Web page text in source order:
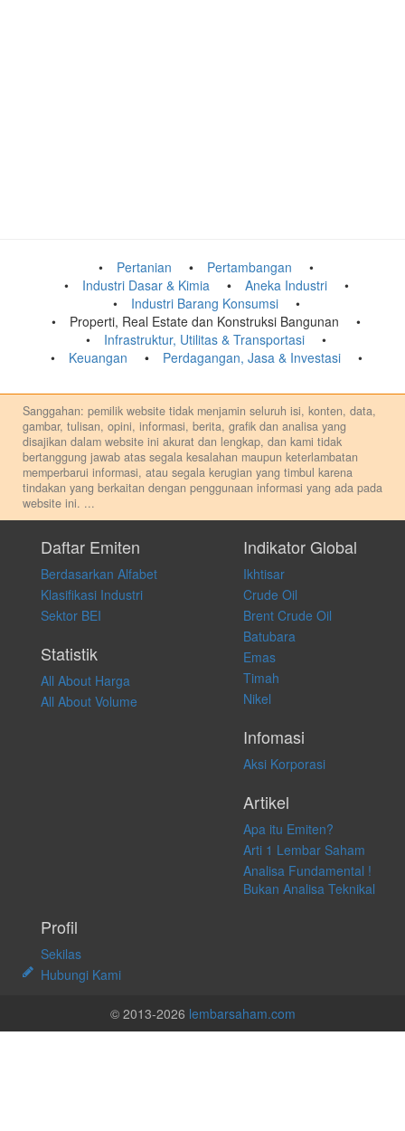
Pertanian
Pertambangan
Industri Dasar & Kimia
Aneka Industri
Industri Barang Konsumsi
Properti, Real Estate dan Konstruksi Bangunan
Infrastruktur, Utilitas & Transportasi
Keuangan
Perdagangan, Jasa & Investasi
Sanggahan: pemilik website tidak menjamin seluruh isi, konten, data,
gambar, tulisan, opini, informasi, berita, grafik dan analisa yang
disajikan dalam website ini akurat dan lengkap, dan kami tidak
bertanggung jawab atas segala kesalahan maupun keterlambatan
memperbarui informasi, atau segala kerugian yang timbul karena
tindakan yang berkaitan dengan penggunaan informasi yang ada pada
website ini. ...
pribadi. Kami tidak memberi anjuran, saran, rekomendasi untuk
membeli, menjual atau melakukan aktivitas lain yang terkait dengan
transaksi perdagangan apapun, dan kami tidak bertanggung jawab
atas keputusan investasi yang dilakukan dalam kondisi dan situasi
apapun juga, yang diakibatkan secara langsung maupun tidak
langsung atas konten pada website ini.
Daftar Emiten
Berdasarkan Alfabet
Klasifikasi Industri
Sektor BEI
Statistik
All About Harga
All About Volume
Indikator Global
Ikhtisar
Crude Oil
Brent Crude Oil
Batubara
Emas
Timah
Nikel
Infomasi
Aksi Korporasi
Artikel
Apa itu Emiten?
Arti 1 Lembar Saham
Analisa Fundamental !
Bukan Analisa Teknikal
Profil
Sekilas
Hubungi Kami
© 2013-2026 lembarsaham.com